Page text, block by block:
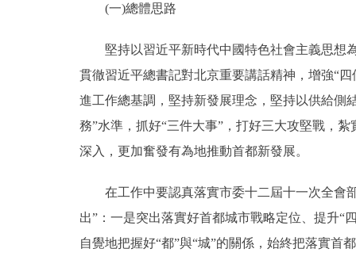
(一)總體思路
堅持以習近平新時代中國特色社會主義思想為
貫徹習近平總書記對北京重要講話精神，增強“
進工作總基調，堅持新發展理念，堅持以供給側
務”水準，抓好“三件大事”，打好三大攻堅戰，
深入，更加奮發有為地推動首都新發展。
在工作中要認真落實市委十二屆十一次全會部
出”：一是突出落實好首都城市戰略定位、提升“
自覺地把握好“都”與“城”的關係，始終把落實